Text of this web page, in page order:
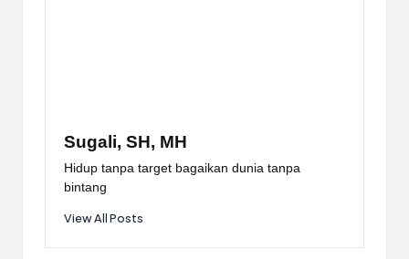
Sugali, SH, MH
Hidup tanpa target bagaikan dunia tanpa
bintang
View All Posts